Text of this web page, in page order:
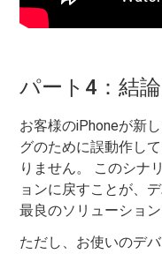
パート4：結論
お客様のiPhoneが新
グのために誤動作し
りません。 このシナ
ョンに戻すことが、
最良のソリューション
ただし、お使いのデ